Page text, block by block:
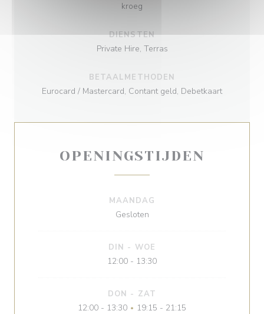
kroeg
DIENSTEN
Private Hire, Terras
BETAALMETHODEN
Eurocard / Mastercard, Contant geld, Debetkaart
OPENINGSTIJDEN
MAANDAG
Gesloten
DIN - WOE
12:00 - 13:30
DON - ZAT
12:00 - 13:30 • 19:15 - 21:15